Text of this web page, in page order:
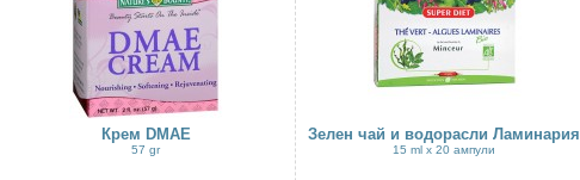
Крем DMAE
57 gr
Зелен чай и водорасли Ламинария
15 ml x 20 ампули